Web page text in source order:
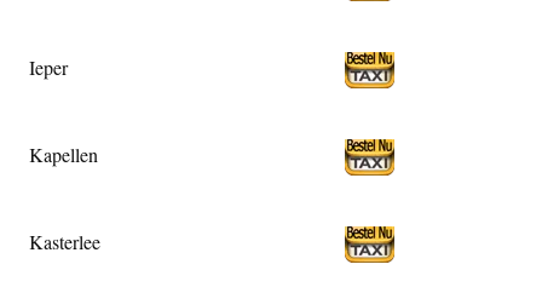
Ieper
Kapellen
Kasterlee